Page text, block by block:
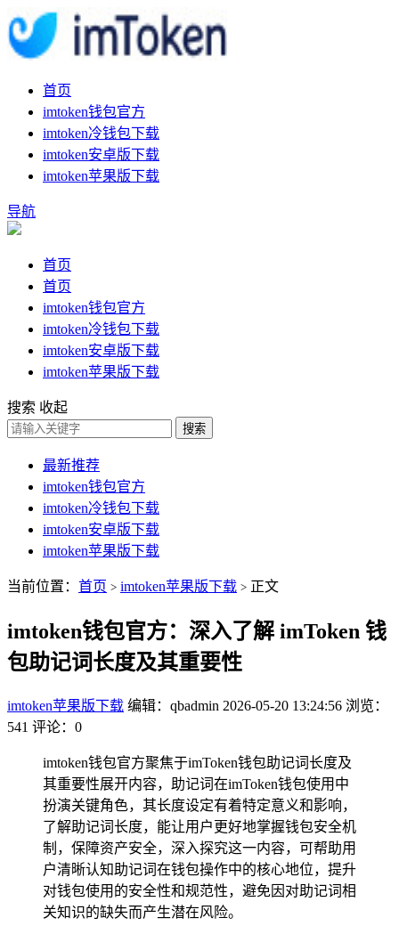
首页
imtoken钱包官方
imtoken冷钱包下载
imtoken安卓版下载
imtoken苹果版下载
导航
首页
首页
imtoken钱包官方
imtoken冷钱包下载
imtoken安卓版下载
imtoken苹果版下载
搜索 收起
搜索
最新推荐
imtoken钱包官方
imtoken冷钱包下载
imtoken安卓版下载
imtoken苹果版下载
当前位置： 首页 > imtoken苹果版下载 > 正文
imtoken钱包官方：深入了解 imToken 钱
包助记词长度及其重要性
imtoken苹果版下载 编辑：qbadmin 2026-05-20 13:24:56 浏览：
541 评论：0
imtoken钱包官方聚焦于imToken钱包助记词长度及
其重要性展开内容，助记词在imToken钱包使用中
扮演关键角色，其长度设定有着特定意义和影响，
了解助记词长度，能让用户更好地掌握钱包安全机
制，保障资产安全，深入探究这一内容，可帮助用
户清晰认知助记词在钱包操作中的核心地位，提升
对钱包使用的安全性和规范性，避免因对助记词相
关知识的缺失而产生潜在风险。